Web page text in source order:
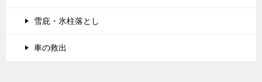
雪庇・氷柱落とし
車の救出